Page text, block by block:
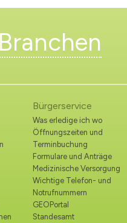
Branchen
Bürgerservice
Was erledige ich wo
Öffnungszeiten und
Terminbuchung
Formulare und Anträge
Medizinische Versorgung
Wichtige Telefon- und
Notrufnummern
GEOPortal
Standesamt